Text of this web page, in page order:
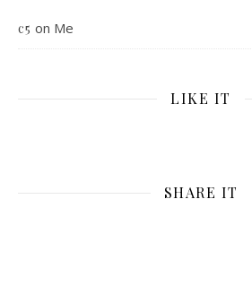
c5 on Me
LIKE IT
SHARE IT